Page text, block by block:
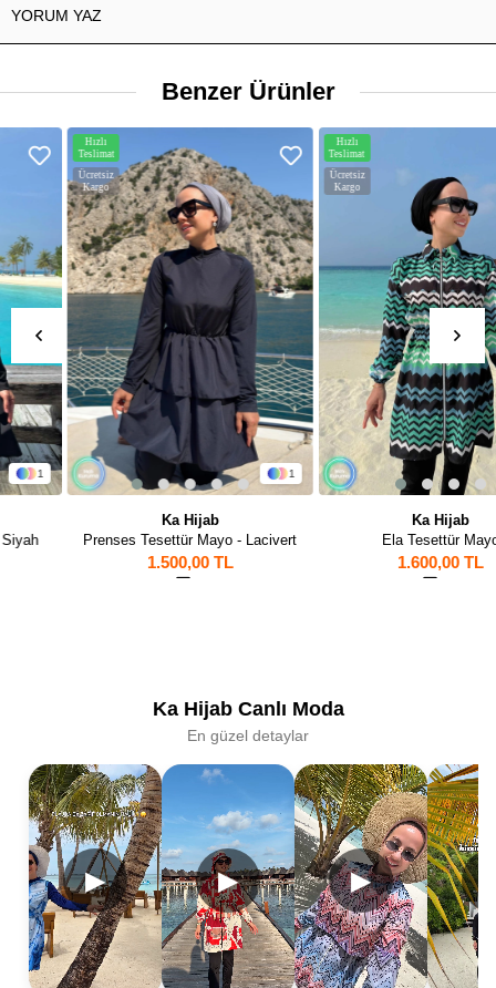
YORUM YAZ
Benzer Ürünler
1
Prenses Tesettür Mayo - Lacivert
1.500,00 TL
Teslimat
Ela Tesettür Mayo
1.600,00 TL
Teslimat
Ka Hijab Canlı Moda
En güzel detaylar
▶ ▶ ▶